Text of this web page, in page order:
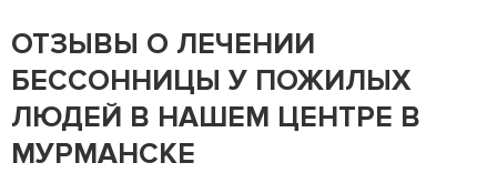
ОТЗЫВЫ О ЛЕЧЕНИИ
БЕССОННИЦЫ У ПОЖИЛЫХ
ЛЮДЕЙ В НАШЕМ ЦЕНТРЕ В
МУРМАНСКЕ